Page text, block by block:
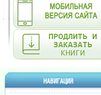
НАВИГАЦИЯ